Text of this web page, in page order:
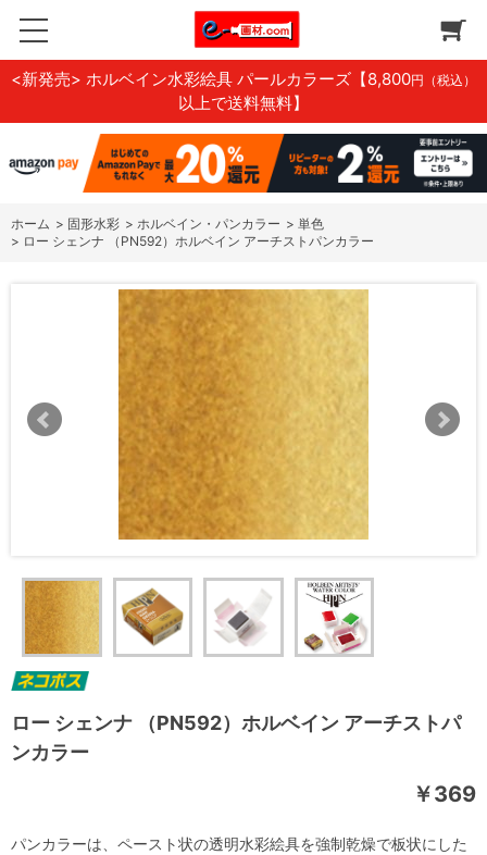
<新発売> ホルベイン水彩絵具 パールカラーズ 【8,800円（税込）
以上で送料無料】
ホーム > 固形水彩 > ホルベイン・パンカラー > 単色
> ロー シェンナ （PN592）ホルベイン アーチストパンカラー
ロー シェンナ （PN592）ホルベイン アーチストパ
ンカラー
￥369
パンカラーは、ペースト状の透明水彩絵具を強制乾燥で板状にした